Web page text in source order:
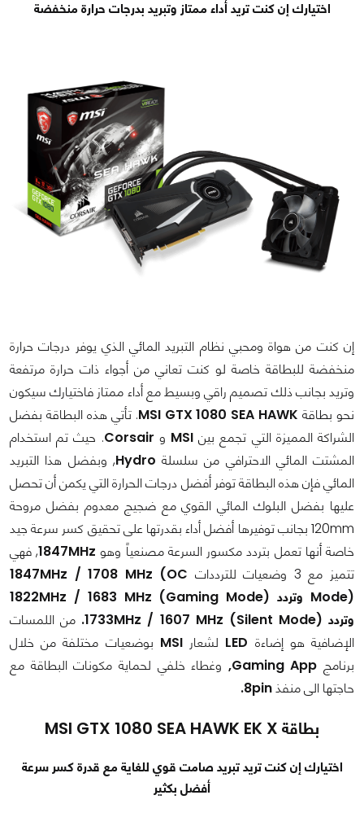
اختيارك إن كنت تريد أداء ممتاز وتبريد بدرجات حرارة منخفضة
إن كنت من هواة ومحبي نظام التبريد المائي الذي يوفر درجات حرارة
منخفضة للبطاقة خاصة لو كنت تعاني من أجواء ذات حرارة مرتفعة
وتريد بجانب ذلك تصميم راقي وبسيط مع أداء ممتاز فاختيارك سيكون
نحو بطاقة MSI GTX 1080 SEA HAWK. تأتي هذه البطاقة بفضل
الشراكة المميزة التي تجمع بين MSI و Corsair. حيث تم استخدام
المشتت المائي الاحترافي من سلسلة Hydro, وبفضل هذا التبريد
المائي فإن هذه البطاقة توفر أفضل درجات الحرارة التي يكمن أن تحصل
عليها بفضل البلوك المائي القوي مع ضجيج معدوم بفضل مروحة
120mm بجانب توفيرها أفضل أداء بقدرتها على تحقيق كسر سرعة جيد
خاصة أنها تعمل بتردد مكسور السرعة مصنعياً وهو 1847MHz, فهي
تتميز مع 3 وضعيات للترددات
1847MHz / 1708 MHz (OC
Mode) وتردد 1822MHz / 1683 MHz (Gaming Mode)
وتردد 1733MHz / 1607 MHz (Silent Mode).
من اللمسات
الإضافية هو إضاءة LED لشعار MSI
بوضعيات مختلفة من خلال
برنامج Gaming App, وغطاء خلفي لحماية مكونات البطاقة مع
حاجتها الى منفذ
بطاقة MSI GTX 1080 SEA HAWK EK X
اختيارك إن كنت تريد تبريد صامت قوي للغاية مع قدرة كسر سرعة
أفضل بكثير